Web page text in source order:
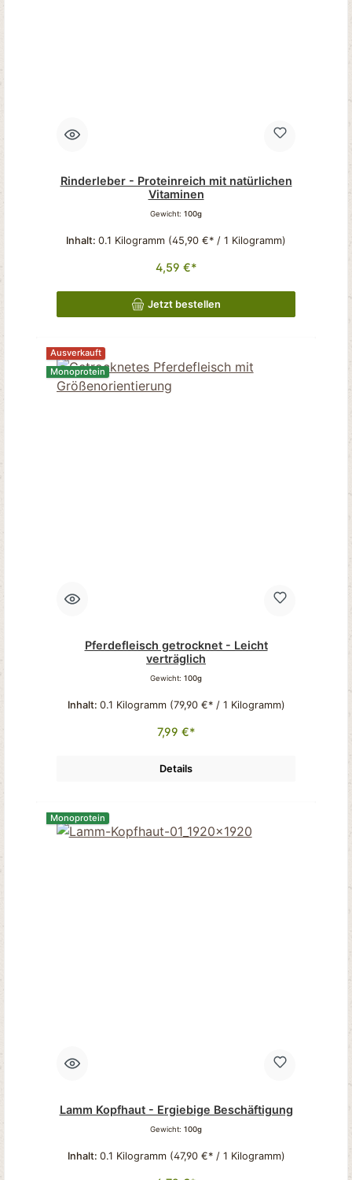
Rinderleber - Proteinreich mit natürlichen
Vitaminen
Gewicht: 100g
Inhalt: 0.1 Kilogramm (45,90 €* / 1 Kilogramm)
4,59 €*
Jetzt bestellen
Ausverkauft
Monoprotein
Pferdefleisch getrocknet - Leicht
verträglich
Gewicht: 100g
Inhalt: 0.1 Kilogramm (79,90 €* / 1 Kilogramm)
7,99 €*
Details
Monoprotein
Lamm Kopfhaut - Ergiebige Beschäftigung
Gewicht: 100g
Inhalt: 0.1 Kilogramm (47,90 €* / 1 Kilogramm)